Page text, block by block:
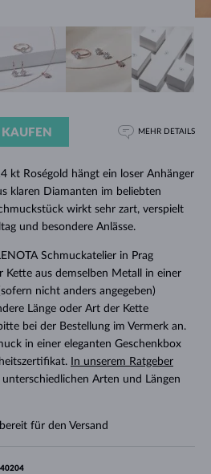
kt Roségold hängt ein loser Anhänger
klaren Diamanten im beliebten
wirkt sehr zart, verspielt
und besondere Anlässe.
Schmuckatelier in Prag
aus demselben Metall in einer
nicht anders angegeben)
Länge oder Art der Kette
bei der Bestellung im Vermerk an.
in einer eleganten Geschenkbox
In unserem Ratgeber
Arten und Längen
für den Versand
KAUFEN MEHR DETAILS